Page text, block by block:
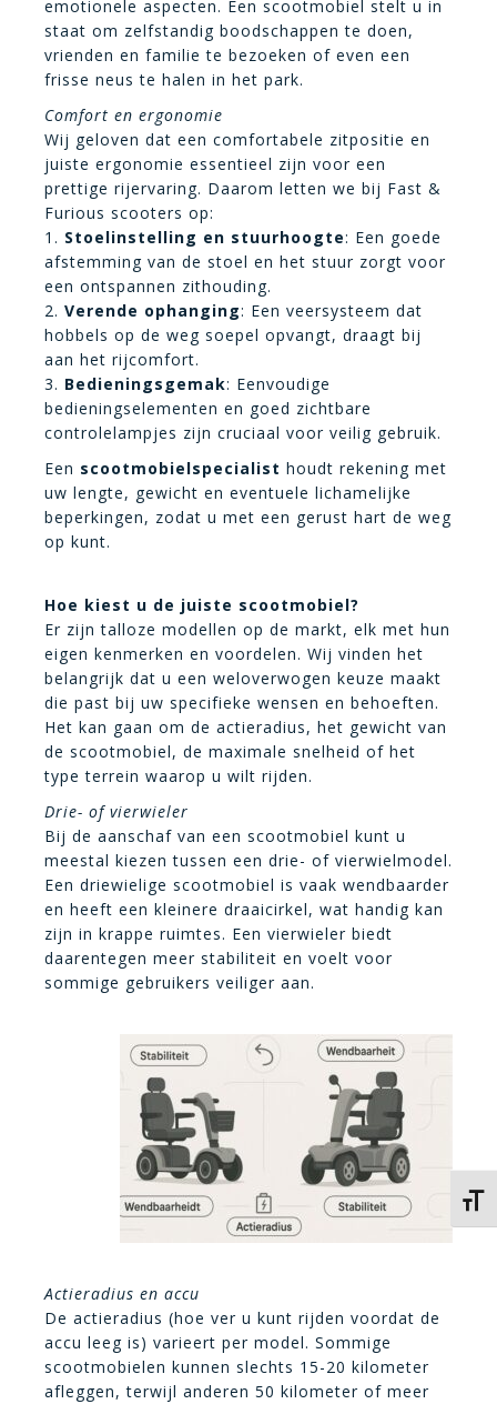
emotionele aspecten. Een scootmobiel stelt u in
staat om zelfstandig boodschappen te doen,
vrienden en familie te bezoeken of even een
frisse neus te halen in het park.
Comfort en ergonomie
Wij geloven dat een comfortabele zitpositie en
juiste ergonomie essentieel zijn voor een
prettige rijervaring. Daarom letten we bij Fast &
Furious scooters op:
1. Stoelinstelling en stuurhoogte: Een goede
afstemming van de stoel en het stuur zorgt voor
een ontspannen zithouding.
2. Verende ophanging: Een veersysteem dat
hobbels op de weg soepel opvangt, draagt bij
aan het rijcomfort.
3. Bedieningsgemak: Eenvoudige
bedieningselementen en goed zichtbare
controlelampjes zijn cruciaal voor veilig gebruik.
Een scootmobielspecialist houdt rekening met
uw lengte, gewicht en eventuele lichamelijke
beperkingen, zodat u met een gerust hart de weg
op kunt.
Hoe kiest u de juiste scootmobiel?
Er zijn talloze modellen op de markt, elk met hun
eigen kenmerken en voordelen. Wij vinden het
belangrijk dat u een weloverwogen keuze maakt
die past bij uw specifieke wensen en behoeften.
Het kan gaan om de actieradius, het gewicht van
de scootmobiel, de maximale snelheid of het
type terrein waarop u wilt rijden.
Drie- of vierwieler
Bij de aanschaf van een scootmobiel kunt u
meestal kiezen tussen een drie- of vierwielmodel.
Een driewielige scootmobiel is vaak wendbaarder
en heeft een kleinere draaicirkel, wat handig kan
zijn in krappe ruimtes. Een vierwieler biedt
daarentegen meer stabiliteit en voelt voor
sommige gebruikers veiliger aan.
Actieradius en accu
De actieradius (hoe ver u kunt rijden voordat de
accu leeg is) varieert per model. Sommige
scootmobielen kunnen slechts 15-20 kilometer
afleggen, terwijl anderen 50 kilometer of meer